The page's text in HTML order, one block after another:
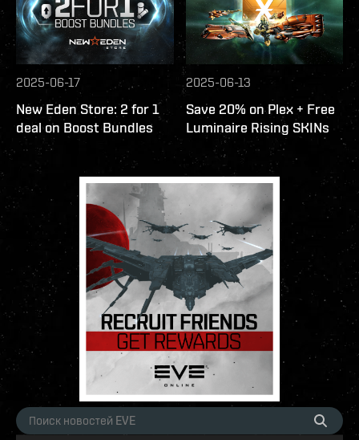
2025-06-17
New Eden Store: 2 for 1
deal on Boost Bundles
2025-06-13
Save 20% on Plex + Free
Luminaire Rising SKINs